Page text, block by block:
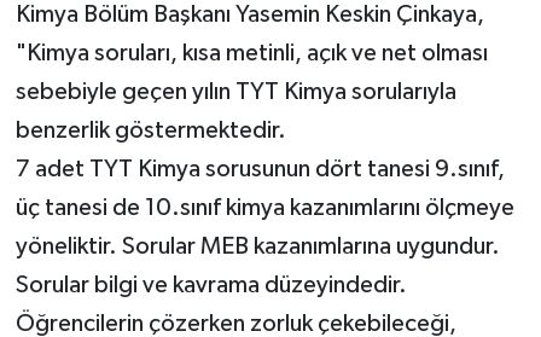
Kimya Bölüm Başkanı Yasemin Keskin Çinkaya,
"Kimya soruları, kısa metinli, açık ve net olması
sebebiyle geçen yılın TYT Kimya sorularıyla
benzerlik göstermektedir.
7 adet TYT Kimya sorusunun dört tanesi 9.sınıf,
üç tanesi de 10.sınıf kimya kazanımlarını ölçmeye
yöneliktir. Sorular MEB kazanımlarına uygundur.
Sorular bilgi ve kavrama düzeyindedir.
Öğrencilerin çözerken zorluk çekebileceği,